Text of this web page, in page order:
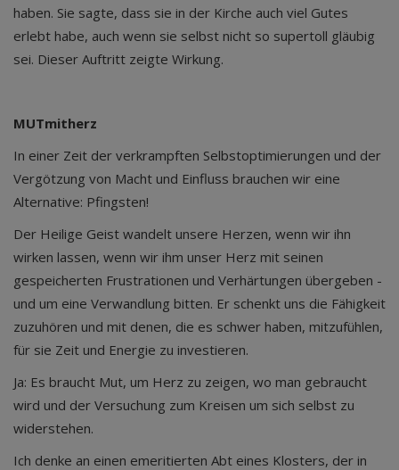
haben. Sie sagte, dass sie in der Kirche auch viel Gutes
erlebt habe, auch wenn sie selbst nicht so supertoll gläubig
sei. Dieser Auftritt zeigte Wirkung.
MUTmitherz
In einer Zeit der verkrampften Selbstoptimierungen und der
Vergötzung von Macht und Einfluss brauchen wir eine
Alternative: Pfingsten!
Der Heilige Geist wandelt unsere Herzen, wenn wir ihn
wirken lassen, wenn wir ihm unser Herz mit seinen
gespeicherten Frustrationen und Verhärtungen übergeben -
und um eine Verwandlung bitten. Er schenkt uns die Fähigkeit
zuzuhören und mit denen, die es schwer haben, mitzufühlen,
für sie Zeit und Energie zu investieren.
Ja: Es braucht Mut, um Herz zu zeigen, wo man gebraucht
wird und der Versuchung zum Kreisen um sich selbst zu
widerstehen.
Ich denke an einen emeritierten Abt eines Klosters, der in